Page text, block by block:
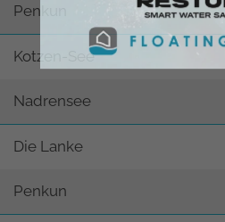
Penkun
Kotzen-See
Nadrensee
Die Lanke
Penkun